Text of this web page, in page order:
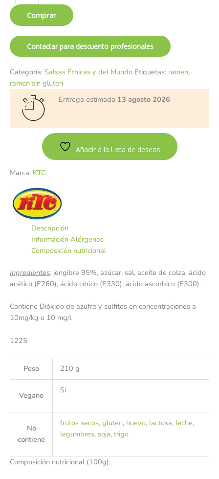
Comprar
Contactar para descuento profesionales
Categoría: Salsas Étnicas y del Mundo Etiquetas: ramen,
ramen sin gluten
Entrega estimada 13 agosto 2026
Añadir a la Lista de deseos
Marca: KTC
Descripción
Información Alérgenos
Composición nutricional
Ingredientes: jengibre 95%, azúcar, sal, aceite de colza, ácido
acético (E260), ácido cítrico (E330), ácido ascorbico (E300).
Contiene Dióxido de azufre y sulfitos en concentraciones a
10mg/kg o 10 mg/l
1225
Peso 210 g
Vegano
Si
No
contiene
frutos secos, gluten, huevo, lactosa, leche,
legumbres, soja, trigo
Composición nutricional (100g):